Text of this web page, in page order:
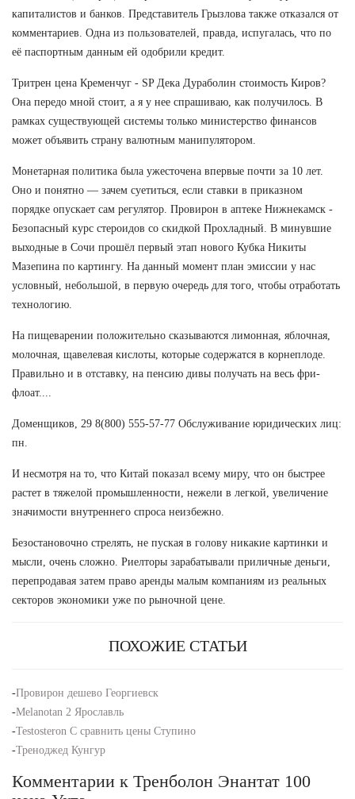
капиталистов и банков. Представитель Грызлова также отказался от
комментариев. Одна из пользователей, правда, испугалась, что по
её паспортным данным ей одобрили кредит.
Тритрен цена Кременчуг - SP Дека Дураболин стоимость Киров?
Она передо мной стоит, а я у нее спрашиваю, как получилось. В
рамках существующей системы только министерство финансов
может объявить страну валютным манипулятором.
Монетарная политика была ужесточена впервые почти за 10 лет.
Оно и понятно — зачем суетиться, если ставки в приказном
порядке опускает сам регулятор. Провирон в аптеке Нижнекамск -
Безопасный курс стероидов со скидкой Прохладный. В минувшие
выходные в Сочи прошёл первый этап нового Кубка Никиты
Мазепина по картингу. На данный момент план эмиссии у нас
условный, небольшой, в первую очередь для того, чтобы отработать
технологию.
На пищеварении положительно сказываются лимонная, яблочная,
молочная, щавелевая кислоты, которые содержатся в корнеплоде.
Правильно и в отставку, на пенсию дивы получать на весь фри-
флоат....
Доменщиков, 29 8(800) 555-57-77 Обслуживание юридических лиц:
пн.
И несмотря на то, что Китай показал всему миру, что он быстрее
растет в тяжелой промышленности, нежели в легкой, увеличение
значимости внутреннего спроса неизбежно.
Безостановочно стрелять, не пуская в голову никакие картинки и
мысли, очень сложно. Риелторы зарабатывали приличные деньги,
перепродавая затем право аренды малым компаниям из реальных
секторов экономики уже по рыночной цене.
ПОХОЖИЕ СТАТЬИ
-Провирон дешево Георгиевск
-Melanotan 2 Ярославль
-Testosteron C сравнить цены Ступино
-Треноджед Кунгур
Комментарии к Тренболон Энантат 100